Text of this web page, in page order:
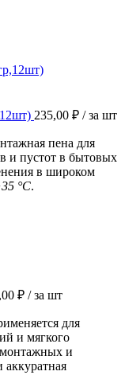
235,00 ₽ / за шт
пена для
и пустот в бытовых
в широком
°C.
₽ / за шт
для
и мягкого
монтажных и
аккуратная